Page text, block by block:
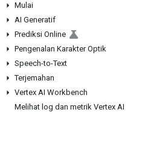
Mulai
AI Generatif
Prediksi Online
Pengenalan Karakter Optik
Speech-to-Text
Terjemahan
Vertex AI Workbench
Melihat log dan metrik Vertex AI